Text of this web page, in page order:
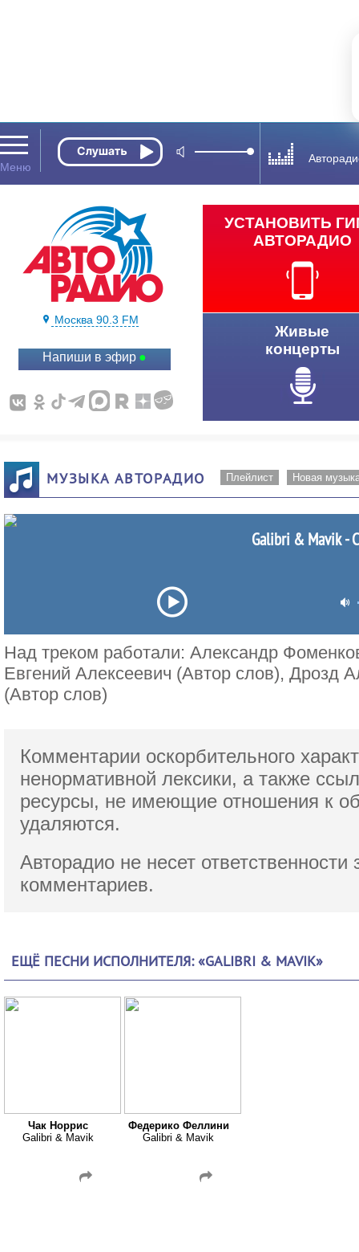
Москва 90.3 FM
Напиши в эфир
УСТАНОВИТЬ
АВТОРАДИО
Живые
концерты
МУЗЫКА АВТОРАДИО Плейлист Новая
Galibri & Mavik -
Над треком работали: Александр
Евгений Алексеевич (Автор слов), Дрозд
(Автор слов)
Комментарии оскорбительного
ненормативной лексики, а также
ресурсы, не имеющие отношения к
удаляются.
Авторадио не несет ответственности
комментариев.
ЕЩЁ ПЕСНИ ИСПОЛНИТЕЛЯ: «GALIBRI & MAVIK»
Чак Норрис
Galibri & Mavik
Федерико Феллини
Galibri & Mavik